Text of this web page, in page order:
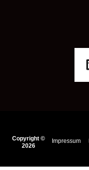
Copyright ©
2026
Impressum